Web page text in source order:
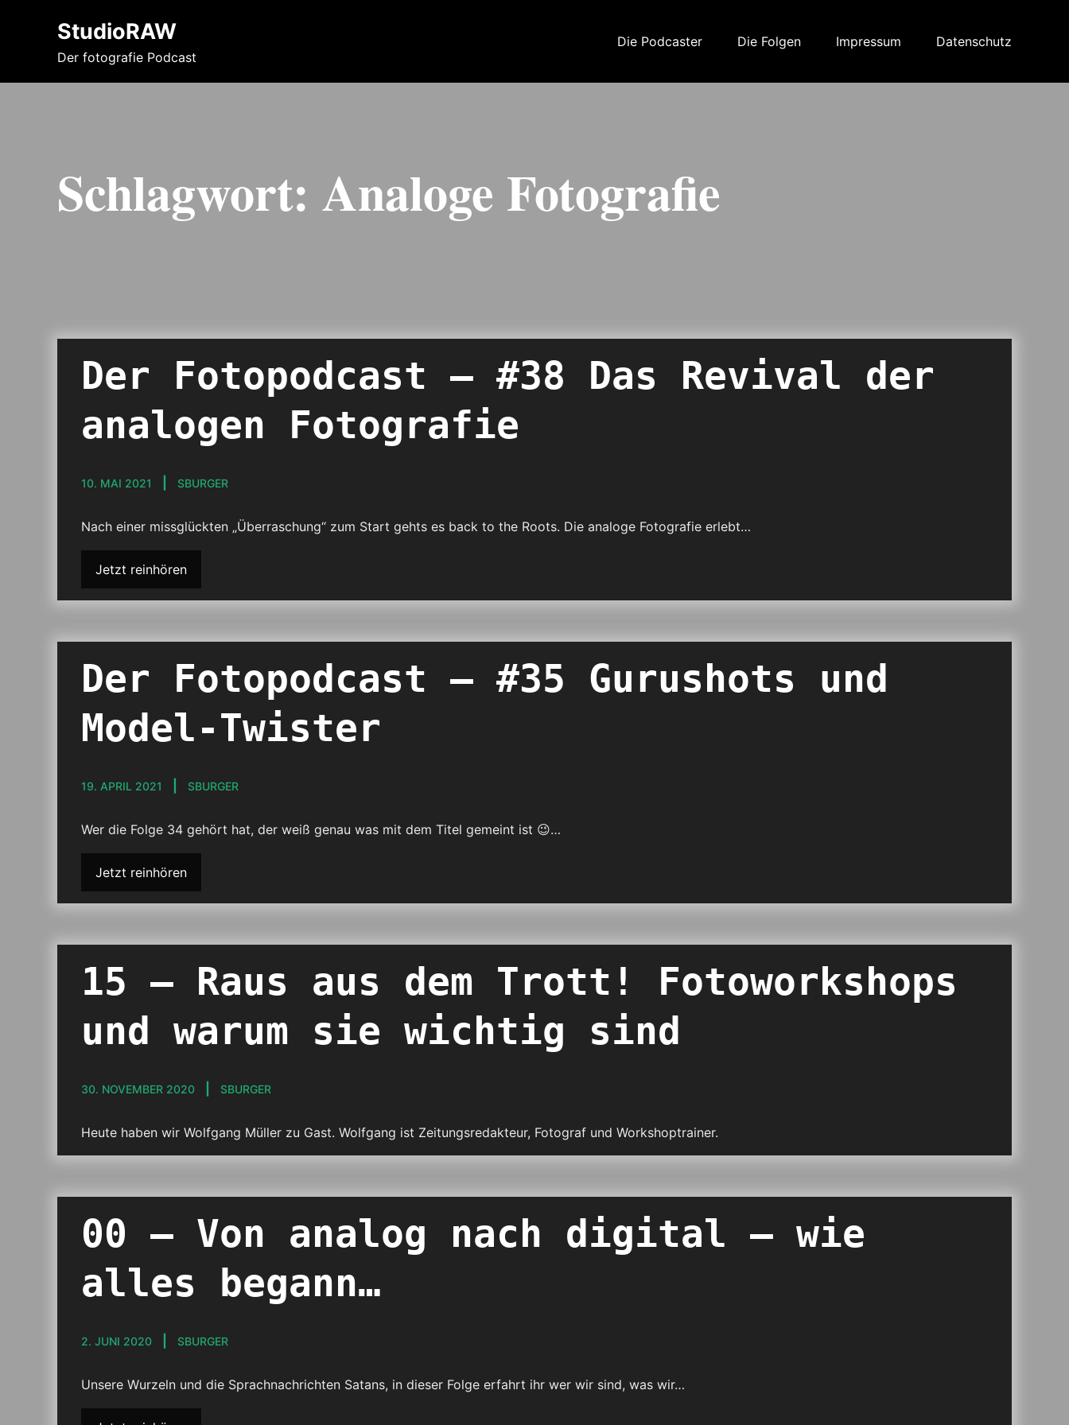
StudioRAW
Der fotografie Podcast
Die Podcaster Die Folgen Impressum Datenschutz
Schlagwort: Analoge Fotografie
Der Fotopodcast – #38 Das Revival der
analogen Fotografie
10. MAI 2021 SBURGER
Nach einer missglückten „Überraschung“ zum Start gehts es back to the Roots. Die analoge Fotografie erlebt…
Jetzt reinhören
Der Fotopodcast – #35 Gurushots und
Model-Twister
19. APRIL 2021 SBURGER
Wer die Folge 34 gehört hat, der weiß genau was mit dem Titel gemeint ist 😉…
Jetzt reinhören
15 – Raus aus dem Trott! Fotoworkshops
und warum sie wichtig sind
30. NOVEMBER 2020 SBURGER
Heute haben wir Wolfgang Müller zu Gast. Wolfgang ist Zeitungsredakteur, Fotograf und Workshoptrainer.
00 – Von analog nach digital – wie
alles begann…
2. JUNI 2020 SBURGER
Unsere Wurzeln und die Sprachnachrichten Satans, in dieser Folge erfahrt ihr wer wir sind, was wir…